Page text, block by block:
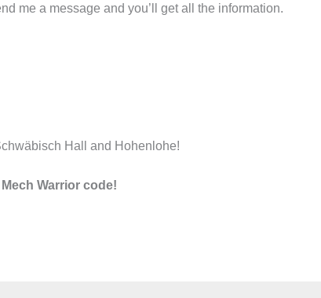
me a message and you’ll get all the information.
Hall and Hohenlohe!
Warrior code!